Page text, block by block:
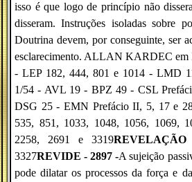
isso é que logo de princípio não
disseram. Instruções isoladas sobre
Doutrina devem, por conseguinte, ser
esclarecimento. ALLAN KARDEC
- LEP 182, 444, 801 e 1014 - LMD
1/54 - AVL 19 - BPZ 49 - CSL
DSG 25 - EMN Prefácio II, 5, 17 e
535, 851, 1033, 1048, 1056, 1069,
2258, 2691 e 3319REVELAÇÃO
3327REVIDE - 2897 -A sujeição
pode dilatar os processos da força e